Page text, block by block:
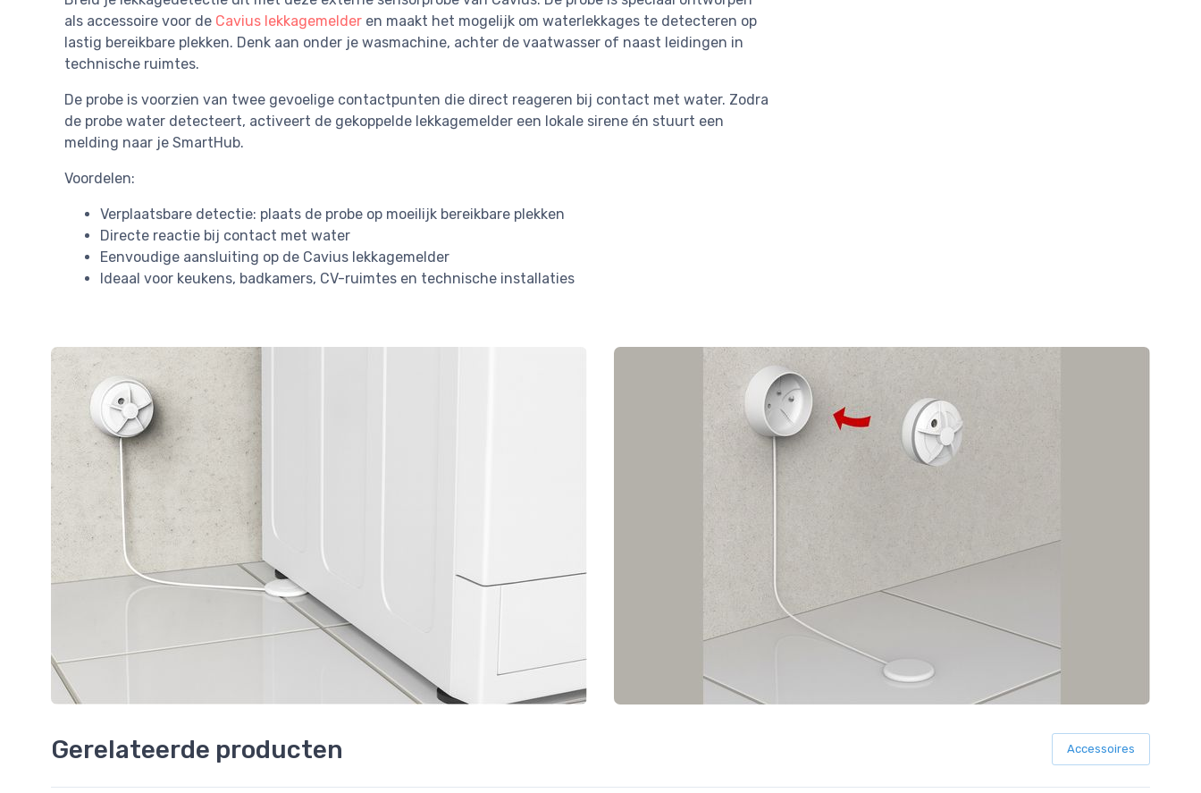
als accessoire voor de Cavius lekkagemelder en maakt het mogelijk om waterlekkages te detecteren op
lastig bereikbare plekken. Denk aan onder je wasmachine, achter de vaatwasser of naast leidingen in
technische ruimtes.
De probe is voorzien van twee gevoelige contactpunten die direct reageren bij contact met water. Zodra
de probe water detecteert, activeert de gekoppelde lekkagemelder een lokale sirene én stuurt een
melding naar je SmartHub.
Voordelen:
Verplaatsbare detectie: plaats de probe op moeilijk bereikbare plekken
Directe reactie bij contact met water
Eenvoudige aansluiting op de Cavius lekkagemelder
Ideaal voor keukens, badkamers, CV-ruimtes en technische installaties
Gerelateerde producten Accessoires